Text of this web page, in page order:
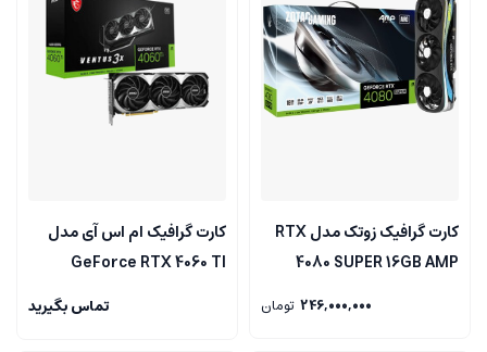
کارت گرافیک زوتک مدل RTX
4080 SUPER 16GB AMP
246,000,000 تومان
کارت گرافیک ام اس آی مدل
GeForce RTX 4060 TI
تماس بگیرید